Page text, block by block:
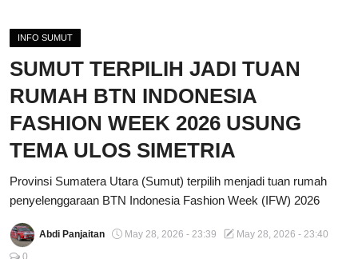
Sportainment
Total Sports
Contact
Pedoman Media Siber
INFO SUMUT
SUMUT TERPILIH JADI TUAN
RUMAH BTN INDONESIA
FASHION WEEK 2026 USUNG
TEMA ULOS SIMETRIA
Provinsi Sumatera Utara (Sumut) terpilih menjadi tuan rumah
penyelenggaraan BTN Indonesia Fashion Week (IFW) 2026
Abdi Panjaitan May 28, 2026 - 23:39
May 28, 2026 - 23:40
0